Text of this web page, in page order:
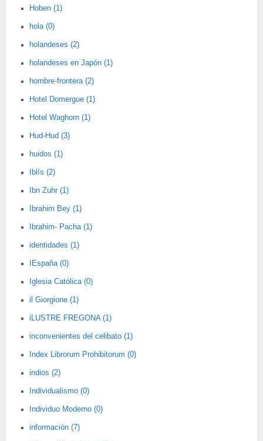
Hoben (1)
hola (0)
holandeses (2)
holandeses en Japón (1)
hombre-frontera (2)
Hotel Domergue (1)
Hotel Waghorn (1)
Hud-Hud (3)
huidos (1)
Iblís (2)
Ibn Zuhr (1)
Ibrahim Bey (1)
Ibrahim- Pacha (1)
identidades (1)
IEspaña (0)
Iglesia Católica (0)
il Giorgione (1)
iLUSTRE FREGONA (1)
inconvenientes del celibato (1)
Index Librorum Prohibitorum (0)
indios (2)
Individualismo (0)
Individuo Moderno (0)
información (7)